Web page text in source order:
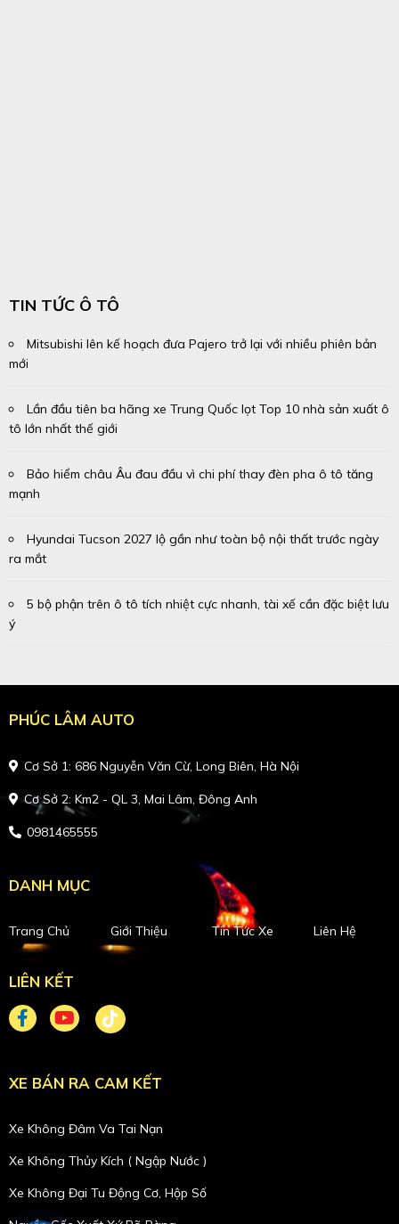
TIN TỨC Ô TÔ
Mitsubishi lên kế hoạch đưa Pajero trở lại với nhiều phiên bản
mới
Lần đầu tiên ba hãng xe Trung Quốc lọt Top 10 nhà sản xuất ô
tô lớn nhất thế giới
Bảo hiểm châu Âu đau đầu vì chi phí thay đèn pha ô tô tăng
mạnh
Hyundai Tucson 2027 lộ gần như toàn bộ nội thất trước ngày
ra mắt
5 bộ phận trên ô tô tích nhiệt cực nhanh, tài xế cần đặc biệt lưu
ý
PHÚC LÂM AUTO
Cơ Sở 1: 686 Nguyễn Văn Cừ, Long Biên, Hà Nội
Cơ Sở 2: Km2 - QL 3, Mai Lâm, Đông Anh
0981465555
DANH MỤC
Trang Chủ Giới Thiệu Tin Tức Xe Liên Hệ
LIÊN KẾT
XE BÁN RA CAM KẾT
Xe Không Đâm Va Tai Nạn
Xe Không Thủy Kích ( Ngập Nước )
Xe Không Đại Tu Động Cơ, Hộp Số